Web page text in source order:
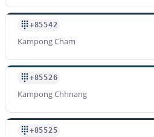
+85542
Kampong Cham
+85526
Kampong Chhnang
+85525